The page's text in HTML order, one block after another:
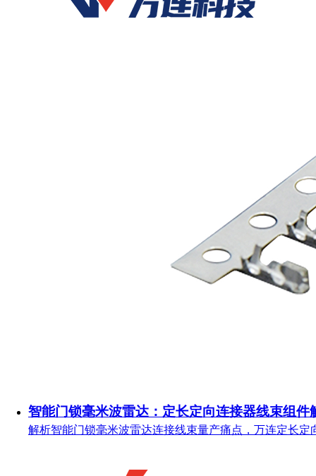
智能门锁毫米波雷达：定长定向连接器线束组件
解析智能门锁毫米波雷达连接线束量产痛点，万连定长定